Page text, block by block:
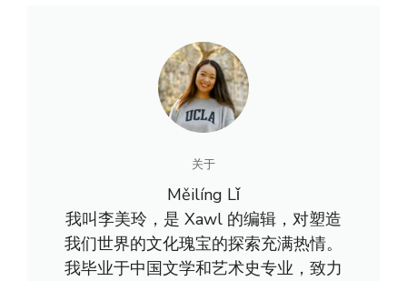
关于
Měilíng Lǐ
我叫李美玲，是 Xawl 的编辑，对塑造
我们世界的文化瑰宝的探索充满热情。
我毕业于中国文学和艺术史专业，致力